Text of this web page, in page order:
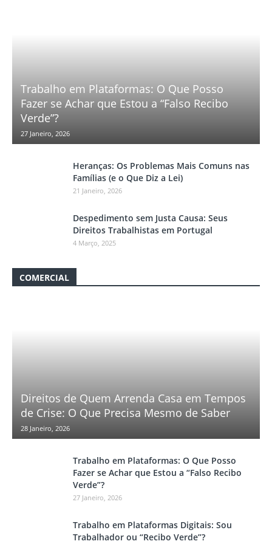
Trabalho em Plataformas: O Que Posso
Fazer se Achar que Estou a “Falso Recibo
Verde”?
27 Janeiro, 2026
Heranças: Os Problemas Mais Comuns nas
Famílias (e o Que Diz a Lei)
21 Janeiro, 2026
Despedimento sem Justa Causa: Seus
Direitos Trabalhistas em Portugal
4 Março, 2025
COMERCIAL
Direitos de Quem Arrenda Casa em Tempos
de Crise: O Que Precisa Mesmo de Saber
28 Janeiro, 2026
Trabalho em Plataformas: O Que Posso
Fazer se Achar que Estou a “Falso Recibo
Verde”?
27 Janeiro, 2026
Trabalho em Plataformas Digitais: Sou
Trabalhador ou “Recibo Verde”?